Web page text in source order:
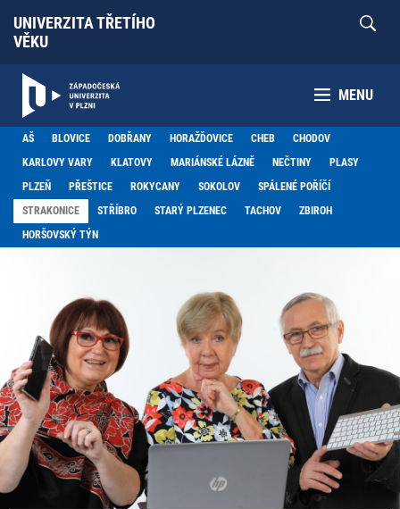
UNIVERZITA TŘETÍHO
VĚKU
MENU
AŠ BLOVICE DOBŘANY HORAŽĎOVICE CHEB
CHODOV
KARLOVY VARY
KLATOVY MARIÁNSKÉ LÁZNĚ NEČTINY
PLASY
PLZEŇ
PŘEŠTICE ROKYCANY SOKOLOV
SPÁLENÉ POŘÍČÍ
STRAKONICE
STŘÍBRO STARÝ PLZENEC TACHOV
ZBIROH
HORŠOVSKÝ TÝN